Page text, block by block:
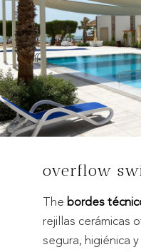
overflow
The bordes
rejillas cerámicas
segura, higiénica